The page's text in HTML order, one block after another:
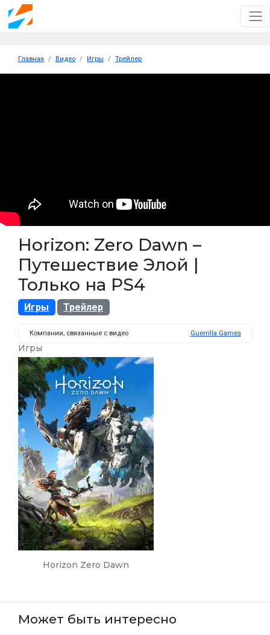
Главная Видео Игры Трейлер
Horizon: Zero Dawn –
Путешествие Элой |
Только на PS4
Игры Трейлер
Компании, связанные с видео Guerrilla Games
Игры
Horizon Zero Dawn
Может быть интересно